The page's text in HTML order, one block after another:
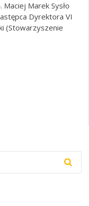
Marek Sysło
Dyrektora VI
(Stowarzyszenie